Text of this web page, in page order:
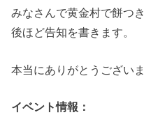
みなさんで黄金村で餅つ
後ほど告知を書きます。
本当にありがとうございま
イベント情報：